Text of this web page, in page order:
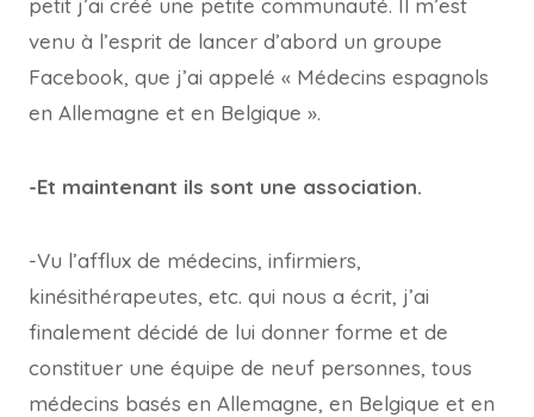
petit j’ai créé une petite communauté. Il m’est
venu à l’esprit de lancer d’abord un groupe
Facebook, que j’ai appelé « Médecins espagnols
en Allemagne et en Belgique ».
-Et maintenant ils sont une association.
-Vu l’afflux de médecins, infirmiers,
kinésithérapeutes, etc. qui nous a écrit, j’ai
finalement décidé de lui donner forme et de
constituer une équipe de neuf personnes, tous
médecins basés en Allemagne, en Belgique et en